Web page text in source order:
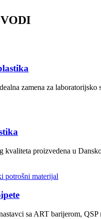
zamena za laboratorijsko
kvaliteta proizvedena u
potrošni materijal
sa ART barijerom,